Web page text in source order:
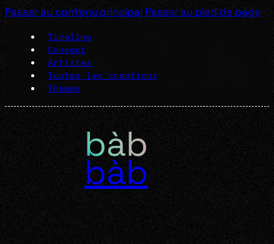
Passer au contenu principal Passer au pied de page
Timeline
Concept
Artistes
Toutes les créations
Thèmes
bàb